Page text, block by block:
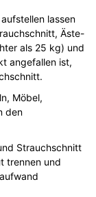
lassen
Äste-
als 25 kg) und
angefallen ist,
Möbel,
den
Strauchschnitt
trennen und